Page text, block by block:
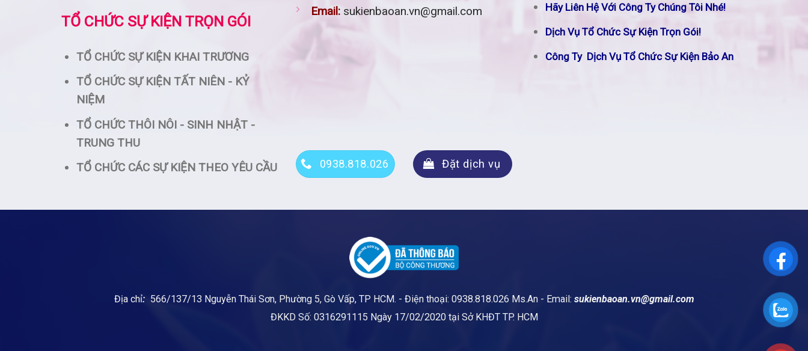
TỔ CHỨC SỰ KIỆN TRỌN GÓI
TỔ CHỨC SỰ KIỆN KHAI TRƯƠNG
TỔ CHỨC SỰ KIỆN TẤT NIÊN - KỶ
NIỆM
TỔ CHỨC THÔI NÔI - SINH NHẬT -
TRUNG THU
TỔ CHỨC CÁC SỰ KIỆN THEO YÊU CẦU
Email: sukienbaoan.vn@gmail.com
0938.818.026 Đặt dịch vụ
Hãy Liên Hệ Với Công Ty Chúng Tôi Nhé!
Dịch Vụ Tổ Chức Sự Kiện Trọn Gói!
Công Ty Dịch Vụ Tổ Chức Sự Kiện Bảo An
Địa chỉ: 566/137/13 Nguyễn Thái Sơn, Phường 5, Gò Vấp, TP HCM. - Điện thoại: 0938.818.026 Ms.An - Email: sukienbaoan.vn@gmail.com
ĐKKD Số: 0316291115 Ngày 17/02/2020 tại Sở KHĐT TP. HCM